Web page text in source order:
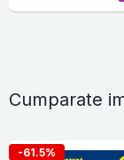
Cumparate
-61.5%